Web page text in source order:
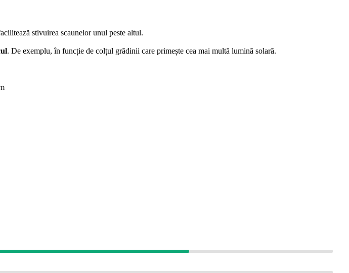
stivuirea scaunelor unul peste altul.
. De exemplu, în funcție de colțul grădinii care primește cea mai multă lumină solară.